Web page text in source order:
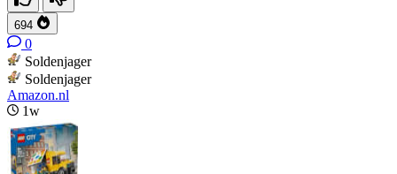
694
0
Soldenjager
Soldenjager
Amazon.nl
1w